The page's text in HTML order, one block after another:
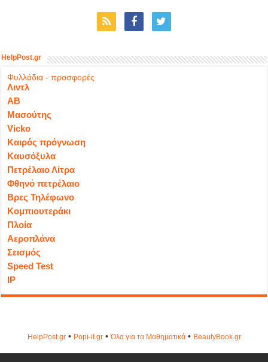
HelpPost.gr
Φυλλάδια - προσφορές
Λιντλ
ΑΒ
Μασούτης
Vicko
Καιρός πρόγνωση
Καυσόξυλα
Πετρέλαιο Λίτρα
Φθηνό πετρέλαιο
Βρες Τηλέφωνο
Κομπιουτεράκι
Πλοία
Αεροπλάνα
Σεισμός
Speed Test
IP
HelpPost.gr• Popi-it.gr•Όλα για τα Μαθηματικά• ΒeautyΒook.gr